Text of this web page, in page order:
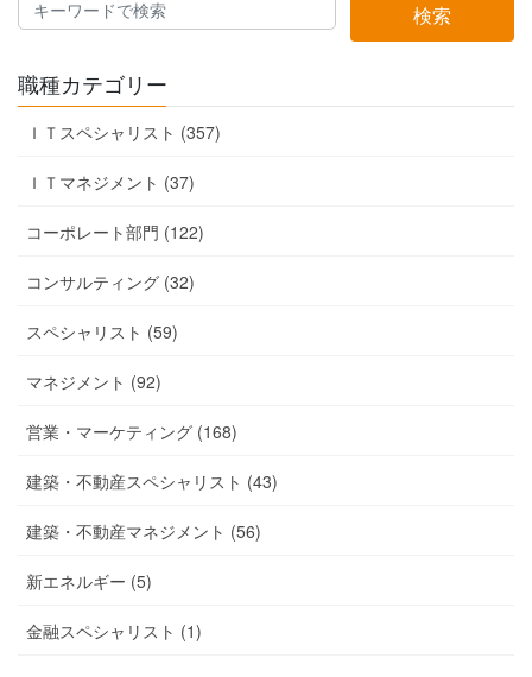
検索
職種カテゴリー
ＩＴスペシャリスト (357)
ＩＴマネジメント (37)
コーポレート部門 (122)
コンサルティング (32)
スペシャリスト (59)
マネジメント (92)
営業・マーケティング (168)
建築・不動産スペシャリスト (43)
建築・不動産マネジメント (56)
新エネルギー (5)
金融スペシャリスト (1)